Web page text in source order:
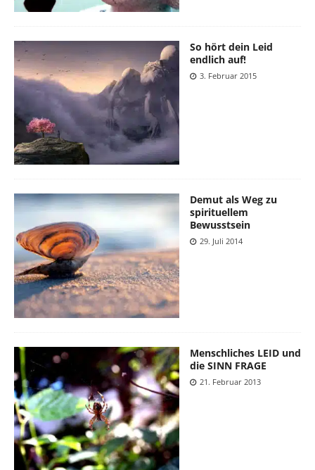
So hört dein Leid
endlich auf!
3. Februar 2015
Demut als Weg zu
spirituellem
Bewusstsein
29. Juli 2014
Menschliches LEID und
die SINN FRAGE
21. Februar 2013